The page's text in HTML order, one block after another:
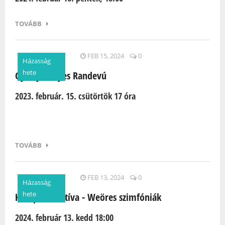
TOVÁBB
Házasság
hete
FEB 15, 2024 0
Gyertyafényes Randevú
2023. február. 15. csütörtök 17 óra
TOVÁBB
Házasság
hete
FEB 13, 2024 0
Komp Kollektíva - Weöres szimfóniák
2024. február 13. kedd 18:00